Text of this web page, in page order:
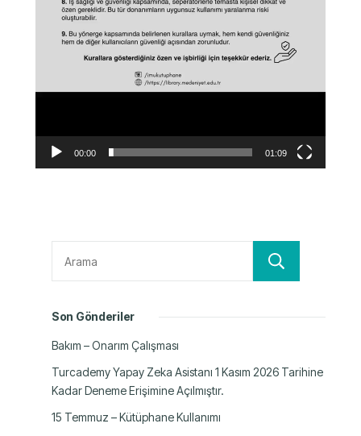
00:00 01:09
Son Gönderiler
Bakım – Onarım Çalışması
Turcademy Yapay Zeka Asistanı 1 Kasım 2026 Tarihine
Kadar Deneme Erişimine Açılmıştır.
15 Temmuz – Kütüphane Kullanımı